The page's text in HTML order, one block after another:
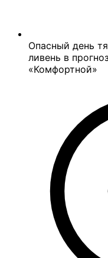
Опасный день
ливень в
«Комфортной»